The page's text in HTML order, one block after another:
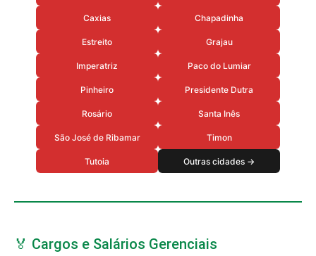
Caxias Chapadinha
Estreito Grajau
Imperatriz Paco do Lumiar
Pinheiro Presidente Dutra
Rosário Santa Inês
São José de Ribamar Timon
Tutoia Outras cidades →
🏅 Cargos e Salários Gerenciais